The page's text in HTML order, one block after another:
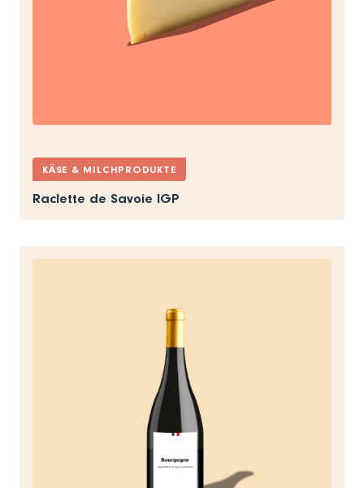
KÄSE & MILCHPRODUKTE
Raclette de Savoie IGP